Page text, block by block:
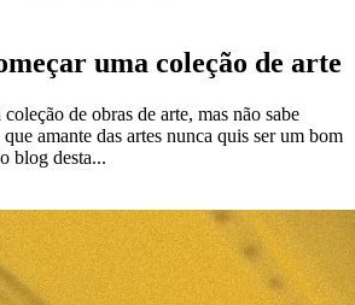
uma coleção de arte
de obras de arte, mas não sabe
amante das artes nunca quis ser um bom
blog desta...